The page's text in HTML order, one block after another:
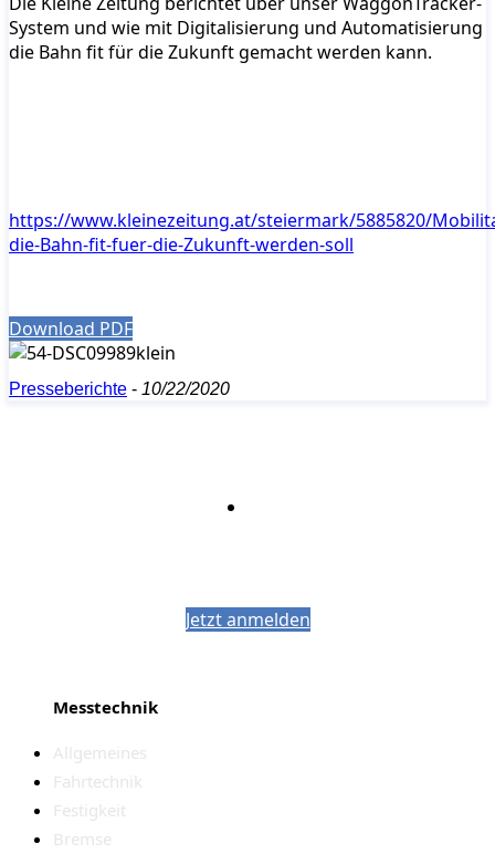
System und wie mit Digitalisierung und Automatisierung
die Bahn fit für die Zukunft gemacht werden kann.
https://www.kleinezeitung.at/steiermark/5885820/
die-Bahn-fit-fuer-die-Zukunft-werden-soll
Download PDF
Presseberichte - 10/22/2020
Jetzt anmelden
Messtechnik
Allgemeines
Fahrtechnik
Festigkeit
Bremse